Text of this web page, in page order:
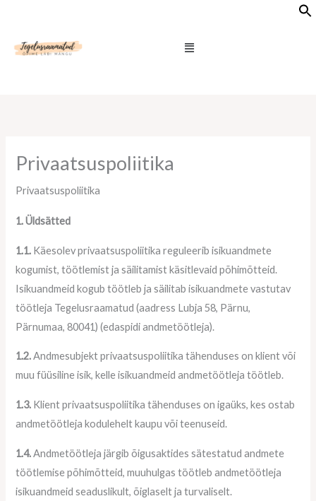
content
Menu
Privaatsuspoliitika
Privaatsuspoliitika
1. Üldsätted
1.1. Käesolev privaatsuspoliitika reguleerib isikuandmete
kogumist, töötlemist ja säilitamist käsitlevaid põhimõtteid.
Isikuandmeid kogub töötleb ja säilitab isikuandmete vastutav
töötleja Tegelusraamatud (aadress Lubja 58, Pärnu,
Pärnumaa, 80041) (edaspidi andmetöötleja).
1.2.Andmesubjekt privaatsuspoliitika tähenduses on klient või
muu füüsiline isik, kelle isikuandmeid andmetöötleja töötleb.
1.3. Klient privaatsuspoliitika tähenduses on igaüks, kes ostab
andmetöötleja kodulehelt kaupu või teenuseid.
1.4.Andmetöötleja järgib õigusaktides sätestatud andmete
töötlemise põhimõtteid, muuhulgas töötleb andmetöötleja
isikuandmeid seaduslikult, õiglaselt ja turvaliselt.